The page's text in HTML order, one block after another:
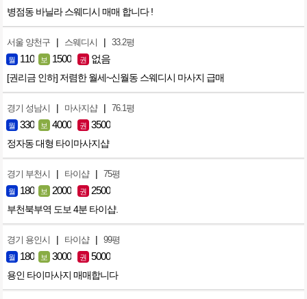
병점동 바닐라 스웨디시 매매 합니다 !
서울 양천구 | 스웨디시 | 33.2평
월 110 보 1500 권 없음
[권리금 인하] 저렴한 월세~신월동 스웨디시 마사지 급매
경기 성남시 | 마사지샵 | 76.1평
월 330 보 4000 권 3500
정자동 대형 타이마사지샵
경기 부천시 | 타이샵 | 75평
월 180 보 2000 권 2500
부천북부역 도보 4분 타이샵.
경기 용인시 | 타이샵 | 99평
월 180 보 3000 권 5000
용인 타이마사지 매매합니다